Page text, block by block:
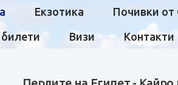
Екзотика Почивки
Визи Контакти